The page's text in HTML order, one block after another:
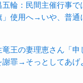
五輪：民間主催行事で
」使用へ→いや、普通
竜王の妻理恵さん「申
謝罪→そっとしてあげ